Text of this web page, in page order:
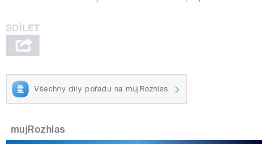
Všechny díly pořadu na mujRozhlas
mujRozhlas